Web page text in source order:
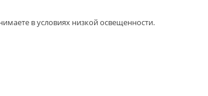
в условиях низкой освещенности.